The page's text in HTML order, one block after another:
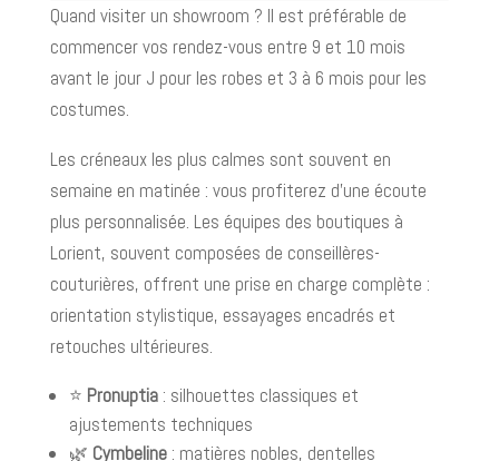
Quand visiter un showroom ? Il est préférable de
commencer vos rendez-vous entre 9 et 10 mois
avant le jour J pour les robes et 3 à 6 mois pour les
costumes.
Les créneaux les plus calmes sont souvent en
semaine en matinée : vous profiterez d’une écoute
plus personnalisée. Les équipes des boutiques à
Lorient, souvent composées de conseillères-
couturières, offrent une prise en charge complète :
orientation stylistique, essayages encadrés et
retouches ultérieures.
⭐️ Pronuptia: silhouettes classiques et
ajustements techniques
🌿 Cymbeline: matières nobles, dentelles